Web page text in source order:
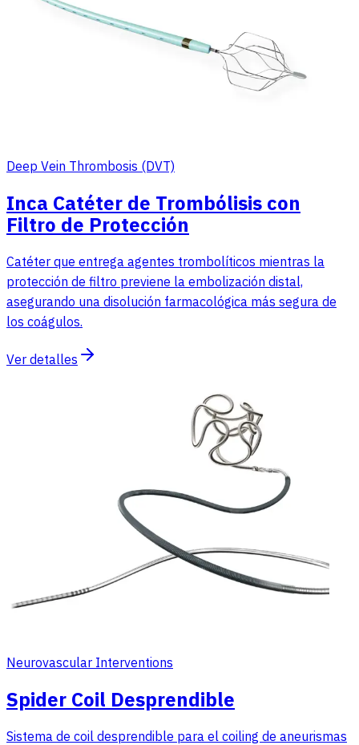
Deep Vein Thrombosis (DVT)
Inca Catéter de Trombólisis con
Filtro de Protección
Catéter que entrega agentes trombolíticos mientras la
protección de filtro previene la embolización distal,
asegurando una disolución farmacológica más segura de
los coágulos.
Ver detalles
Neurovascular Interventions
Spider Coil Desprendible
Sistema de coil desprendible para el coiling de aneurismas